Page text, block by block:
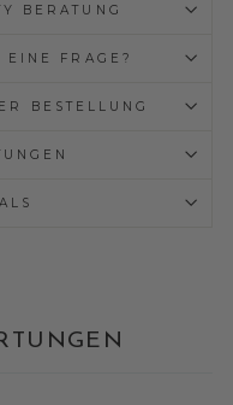
BERATUNG
EINE FRAGE?
BESTELLUNG